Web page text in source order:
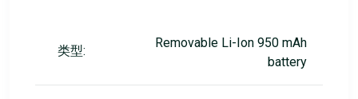
类型:
Removable Li-Ion 950 mAh
battery